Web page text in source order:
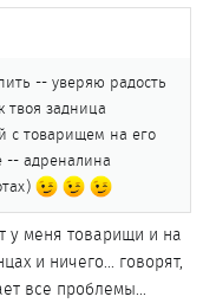
-- уверяю радость
твоя задница
с товарищем на его
-- адреналина
у меня товарищи и на
и ничего... говорят,
все проблемы...